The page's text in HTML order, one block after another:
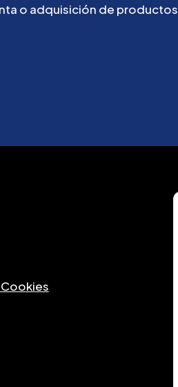
o adquisición de productos